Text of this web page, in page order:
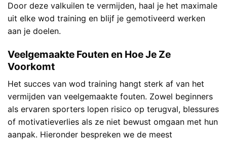
Door deze valkuilen te vermijden, haal je het maximale
uit elke wod training en blijf je gemotiveerd werken
aan je doelen.
Veelgemaakte Fouten en Hoe Je Ze
Voorkomt
Het succes van wod training hangt sterk af van het
vermijden van veelgemaakte fouten. Zowel beginners
als ervaren sporters lopen risico op terugval, blessures
of motivatieverlies als ze niet bewust omgaan met hun
aanpak. Hieronder bespreken we de meest